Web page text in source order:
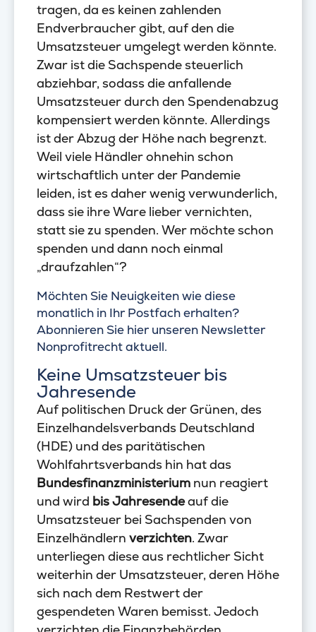
tragen, da es keinen zahlenden
Endverbraucher gibt, auf den die
Umsatzsteuer umgelegt werden könnte.
Zwar ist die Sachspende steuerlich
abziehbar, sodass die anfallende
Umsatzsteuer durch den Spendenabzug
kompensiert werden könnte. Allerdings
ist der Abzug der Höhe nach begrenzt.
Weil viele Händler ohnehin schon
wirtschaftlich unter der Pandemie
leiden, ist es daher wenig verwunderlich,
dass sie ihre Ware lieber vernichten,
statt sie zu spenden. Wer möchte schon
spenden und dann noch einmal
„draufzahlen“?
Möchten Sie Neuigkeiten wie diese
monatlich in Ihr Postfach erhalten?
Abonnieren Sie hier unseren Newsletter
Nonprofitrecht aktuell.
Keine Umsatzsteuer bis
Jahresende
Auf politischen Druck der Grünen, des
Einzelhandelsverbands Deutschland
(HDE) und des paritätischen
Wohlfahrtsverbands hin hat das
Bundesfinanzministerium nun reagiert
und wird bis Jahresendeauf die
Umsatzsteuer bei Sachspenden von
Einzelhändlern verzichten. Zwar
unterliegen diese aus rechtlicher Sicht
weiterhin der Umsatzsteuer, deren Höhe
sich nach dem Restwert der
gespendeten Waren bemisst. Jedoch